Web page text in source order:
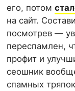
его, потом
на сайт.
посмотрев —
переспамлен,
профит и
сеошник
спамных